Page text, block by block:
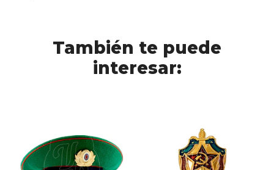
También te puede
interesar: